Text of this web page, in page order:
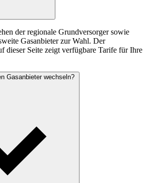
der regionale Grundversorger sowie
Gasanbieter zur Wahl. Der
dieser Seite zeigt verfügbare Tarife für Ihre
Gasanbieter wechseln?